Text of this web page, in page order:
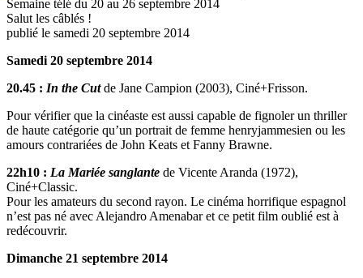
Semaine télé du 20 au 26 septembre 2014
Salut les câblés !
publié le samedi 20 septembre 2014
Samedi 20 septembre 2014
20.45 : In the Cutde Jane Campion (2003), Ciné+Frisson.
Pour vérifier que la cinéaste est aussi capable de fignoler un thriller
de haute catégorie qu’un portrait de femme henryjammesien ou les
amours contrariées de John Keats et Fanny Brawne.
22h10 : La Mariée sanglante de Vicente Aranda (1972),
Ciné+Classic.
Pour les amateurs du second rayon. Le cinéma horrifique espagnol
n’est pas né avec Alejandro Amenabar et ce petit film oublié est à
redécouvrir.
Dimanche 21 septembre 2014